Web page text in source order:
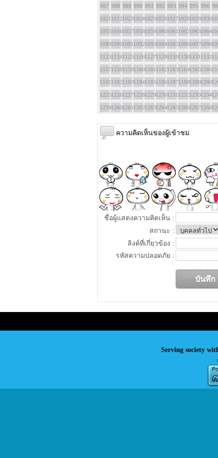
987 988 989 990 991 992 993 994 995 996
1021102210231024102510261027102810291030
1055105610571058105910601061106210631064
1089109010911092109310941095109610971098
1123112411251126112711281129113011311132
1157115811591160116111621163116411651166
1191119211931194119511961197119811991200
1225122612271228122912301231123212331234
1259126012611262126312641265126612671268
ความคิดเห็นของผู้เข้าชม
ชื่อผู้แสดงความคิดเห็น :
สถานะ :
ลิงค์ที่เกี่ยวข้อง :
รหัสความปลอดภัย :
Serving society